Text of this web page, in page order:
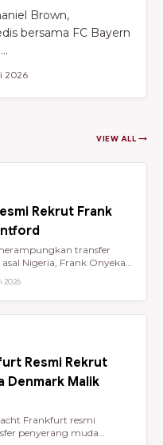
Brown,
bersama FC Bayern
2026
VIEW ALL →
Rekrut Frank
transfer
Nigeria, Frank Onyeka,
2026
Resmi Rekrut
Denmark Malik
Frankfurt resmi
penyerang muda